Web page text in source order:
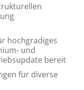
hochgradiges
und
bereit
für diverse